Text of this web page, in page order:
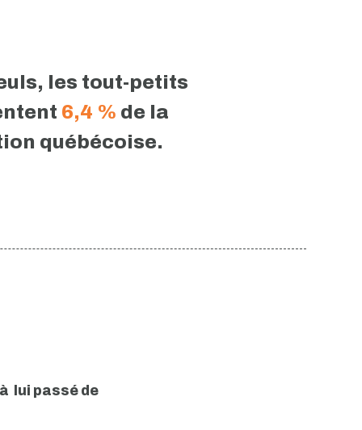
les tout-petits
6,4 % de la
québécoise.
lui passé de